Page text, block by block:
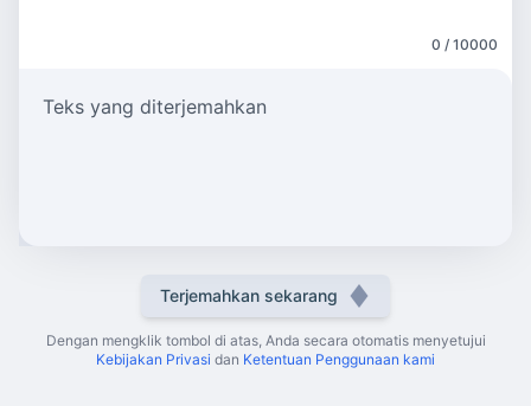
0 / 10000
Teks yang diterjemahkan
Terjemahkan sekarang
Dengan mengklik tombol di atas, Anda secara otomatis menyetujui
Kebijakan Privasi dan Ketentuan Penggunaan kami